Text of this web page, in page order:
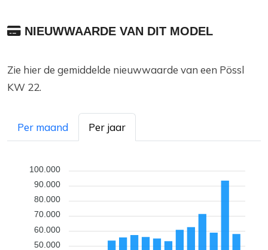
NIEUWWAARDE VAN DIT MODEL
Zie hier de gemiddelde nieuwwaarde van een Pössl
KW 22.
Per maand Per jaar
100.000
90.000
80.000
70.000
60.000
50.000